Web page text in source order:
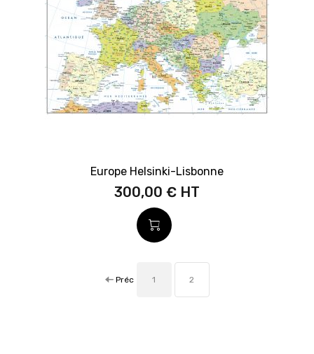
Europe Helsinki-Lisbonne
300,00 €
Préc 1 2